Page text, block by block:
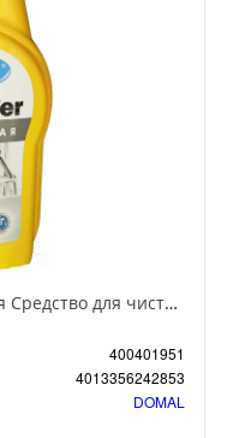
Domal Badreinger Чистая ванная Средство для чистки ванны и сантехники 500 мл с распылителем
400401951
4013356242853
DOMAL